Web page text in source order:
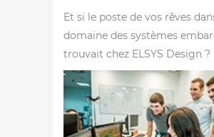
Et si le poste de vos rêves
domaine des systèmes
trouvait chez ELSYS Design ?